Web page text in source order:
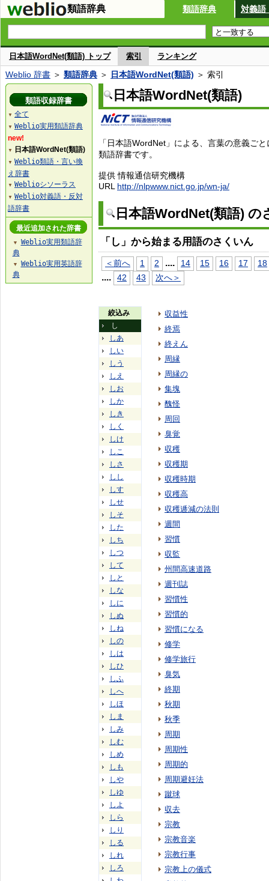
類語辞典 類語辞典 対義語
日本語WordNet(類語) トップ 索引 ランキング
Weblio 辞書 ＞ 類語辞典 ＞ 日本語WordNet(類語) ＞ 索引
日本語WordNet(類語)
「日本語WordNet」による、言葉の意義ご
類語辞書です。
提供 情報通信研究機構
URL http://nlpwww.nict.go.jp/wn-ja/
日本語WordNet(類語) の
「し」から始まる用語のさくいん
＜前へ 1 2 .... 14 15 16 17 18
.... 42 43 次へ＞
絞込み
し
しあ
しい
しう
しえ
しお
しか
しき
しく
しけ
しこ
しさ
しし
しす
しせ
しそ
した
しち
しつ
して
しと
しな
しに
しぬ
しね
しの
しは
しひ
しふ
しへ
しほ
しま
しみ
しむ
しめ
しも
しや
しゆ
しよ
しら
しり
しる
しれ
しろ
収益性
終焉
終えん
周縁
周縁の
集塊
醜怪
周回
臭覚
収穫
収穫期
収穫時期
収穫高
収穫逓減の法則
週間
習慣
収監
州間高速道路
週刊誌
習慣性
習慣的
習慣になる
修学
修学旅行
臭気
終期
秋期
秋季
周期
周期性
周期的
周期避妊法
蹴球
収去
宗教
宗教音楽
宗教行事
宗教上の儀式
類語収録辞書
▼ 全て
▼ Weblio実用類語辞典
new!
▼ 日本語WordNet(類語)
▼ Weblio類語・言い換
え辞書
▼ Weblioシソーラス
▼ Weblio対義語・反対
語辞書
最近追加された辞書
▼
Weblio実用類語辞
典
▼
Weblio実用英語辞
典